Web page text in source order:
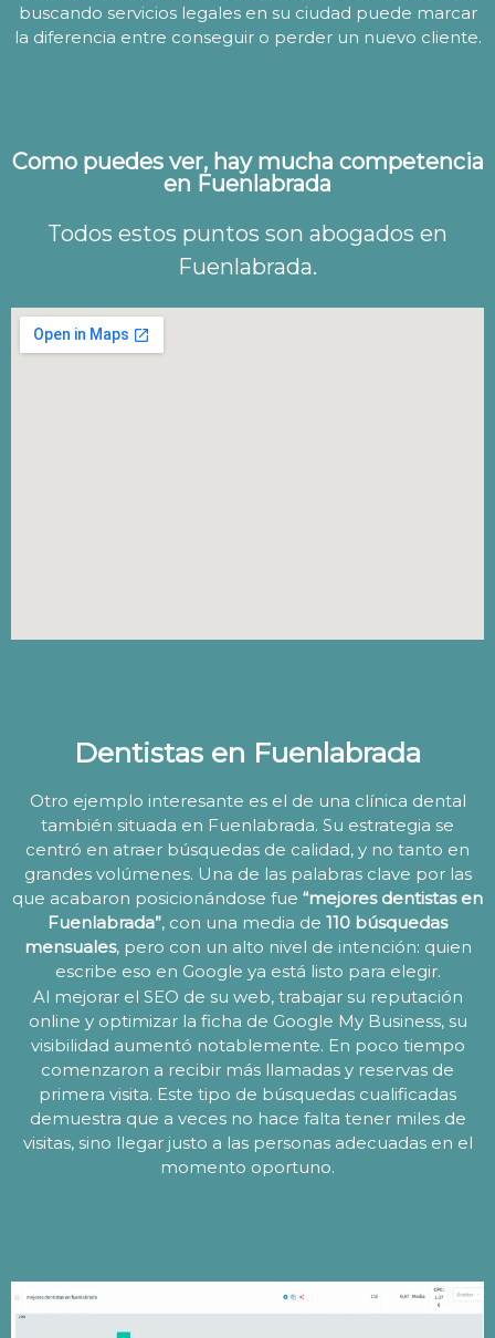
buscando servicios legales en su ciudad puede marcar
la diferencia entre conseguir o perder un nuevo cliente.
Como puedes ver, hay mucha competencia
en Fuenlabrada
Todos estos puntos son abogados en
Fuenlabrada.
Dentistas en Fuenlabrada
Otro ejemplo interesante es el de una clínica dental
también situada en Fuenlabrada. Su estrategia se
centró en atraer búsquedas de calidad, y no tanto en
grandes volúmenes. Una de las palabras clave por las
que acabaron posicionándose fue “mejores dentistas en
Fuenlabrada”, con una media de 110 búsquedas
mensuales, pero con un alto nivel de intención: quien
escribe eso en Google ya está listo para elegir.
Al mejorar el SEO de su web, trabajar su reputación
online y optimizar la ficha de Google My Business, su
visibilidad aumentó notablemente. En poco tiempo
comenzaron a recibir más llamadas y reservas de
primera visita. Este tipo de búsquedas cualificadas
demuestra que a veces no hace falta tener miles de
visitas, sino llegar justo a las personas adecuadas en el
momento oportuno.